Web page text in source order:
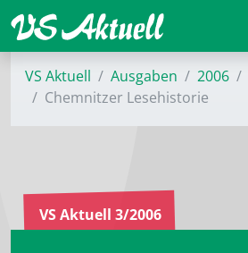
VS Aktuell Ausgaben 2006
Chemnitzer Lesehistorie
VS Aktuell 3/2006